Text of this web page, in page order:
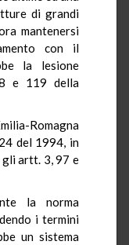
di grandi
mantenersi
con il
la lesione
e 119 della
Romagna
del 1994, in
artt. 3, 97 e
la norma
i termini
un sistema